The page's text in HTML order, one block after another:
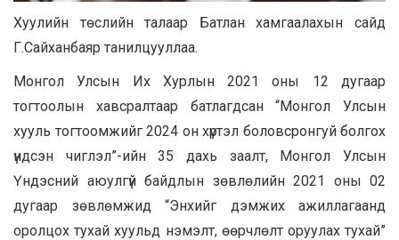
Хуулийн төслийн талаар Батлан хамгаалахын сайд
Г.Сайханбаяр танилцууллаа.
Монгол Улсын Их Хурлын 2021 оны 12 дугаар
тогтоолын хавсралтаар батлагдсан “Монгол Улсын
хууль тогтоомжийг 2024 он хүртэл боловсронгуй болгох
үндсэн чиглэл”-ийн 35 дахь заалт, Монгол Улсын
Үндэсний аюулгүй байдлын зөвлөлийн 2021 оны 02
дугаар зөвлөмжид “Энхийг дэмжих ажиллагаанд
оролцох тухай хуульд нэмэлт, өөрчлөлт оруулах тухай”